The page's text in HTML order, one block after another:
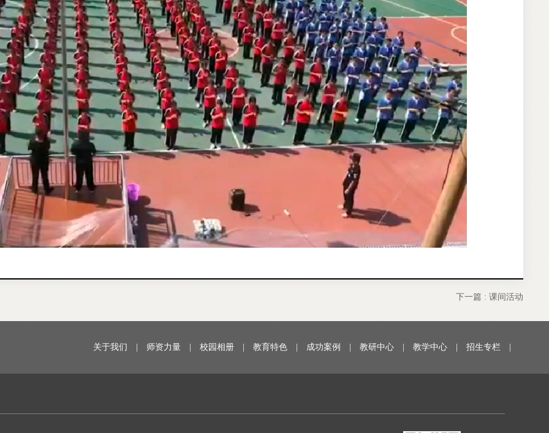
下一篇 : 课间活动
关于我们 师资力量 校园相册 教育特色 成功案例 教研中心 教学中心 招生专栏